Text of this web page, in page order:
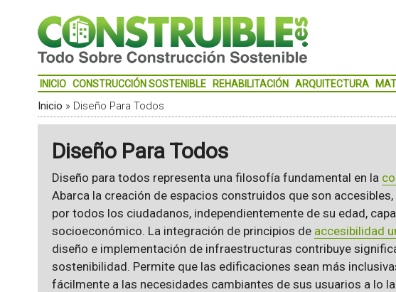
INICIO CONSTRUCCIÓN SOSTENIBLE REHABILITACIÓN ARQUITECTURA
Inicio » Diseño Para Todos
Diseño Para Todos
Diseño para todos representa una filosofía fundamental en la
Abarca la creación de espacios construidos que son
por todos los ciudadanos, independientemente de su edad,
socioeconómico. La integración de principios de accesibilidad
diseño e implementación de infraestructuras contribuye
sostenibilidad. Permite que las edificaciones sean más
fácilmente a las necesidades cambiantes de sus usuarios a lo